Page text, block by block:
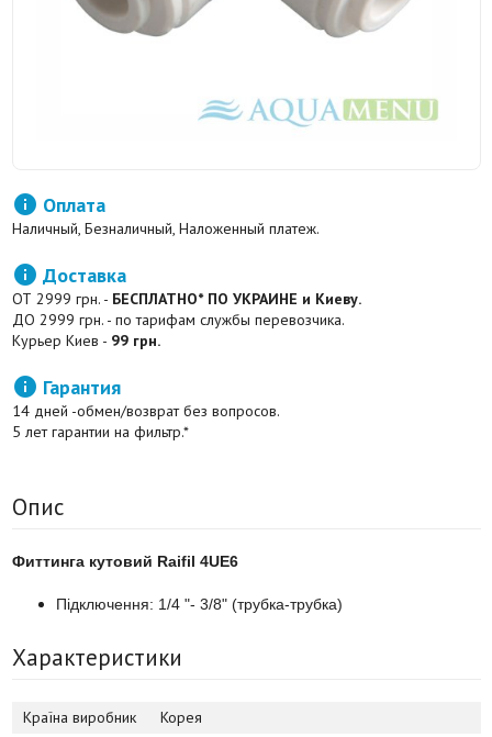
 Оплата
Наличный, Безналичный, Наложенный платеж.
 Доставка
ОТ 2999 грн. - БЕСПЛАТНО* ПО УКРАИНЕ и Киеву.
ДО 2999 грн. - по тарифам службы перевозчика.
Курьер Киев - 99 грн.
 Гарантия
14 дней -обмен/возврат без вопросов.
5 лет гарантии на фильтр.*
Опис
Фиттинга кутовий Raifil 4UE6
Підключення: 1/4 "- 3/8" (трубка-трубка)
Характеристики
Країна виробник
Корея